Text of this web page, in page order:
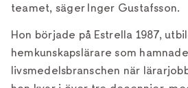
teamet, säger Inger Gustafsson.
Hon började på Estrella 1987,
hemkunskapslärare som
livsmedelsbranschen när